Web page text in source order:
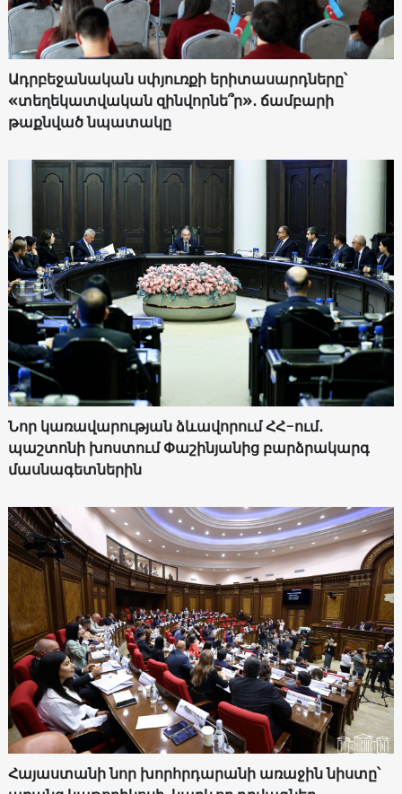
Ադրբեջանական սփյուռքի երիտասարդները՝
«տեղեկատվական զինվորնե՞ր»․ ճամբարի
թաքնված նպատակը
Նոր կառավարության ձևավորում ՀՀ-ում․
պաշտոնի խոստում Փաշինյանից բարձրակարգ
մասնագետներին
Հայաստանի նոր խորհրդարանի առաջին նիստը՝